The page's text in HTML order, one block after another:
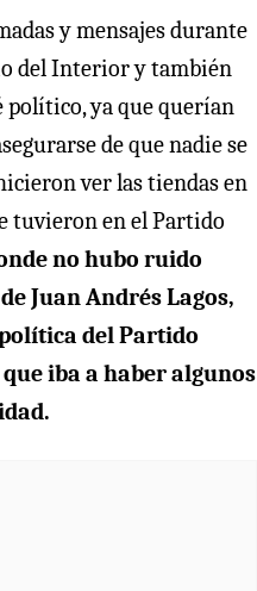
y mensajes durante
del Interior y también
ya que querían
de que nadie se
ver las tiendas en
tuvieron en el Partido
no hubo ruido
Juan Andrés Lagos,
del Partido
iba a haber algunos